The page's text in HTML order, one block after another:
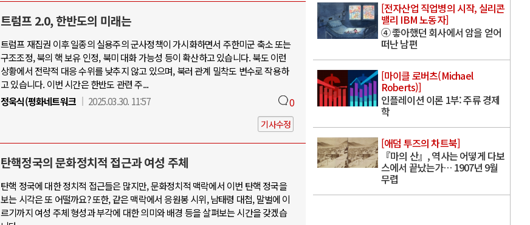
트럼프 2.0, 한반도의 미래는
트럼프 재집권 이후 일종의 실용주의 군사정책이 가시화하면서 주한미군 축소 또는
구조조정, 북의 핵 보유 인정, 북미 대화 가능성 등이 확산하고 있습니다. 북도 이런
상황에서 전략적 대응 수위를 낮추지 않고 있으며, 북러 관계 밀착도 변수로 작용하
고 있습니다. 이번 시간은 한반도 관련 주...
정욱식(평화네트워크
2025.03.30. 11:57 0
기사수정
탄핵정국의 문화정치적 접근과 여성 주체
탄핵 정국에 대한 정치적 접근들은 많지만, 문화정치적 맥락에서 이번 탄핵 정국을
보는 시각은 또 어떨까요? 또한, 같은 맥락에서 응원봉 시위, 남태령 대첩, 말벌에 이
르기까지 여성 주체 형성과 부각에 대한 의미와 배경 등을 살펴보는 시간을 갖겠습
[전자산업 직업병의 시작, 실리콘
밸리 IBM 노동자]
④ 좋아했던 회사에서 암을 얻어
떠난 남편
[마이클 로버츠(Michael
Roberts)]
인플레이션 이론 1부: 주류 경제
학
[애덤 투즈의 차트북]
『마의 산』, 역사는 어떻게 다보
스에서 끝났는가… 1907년 9월
무렵